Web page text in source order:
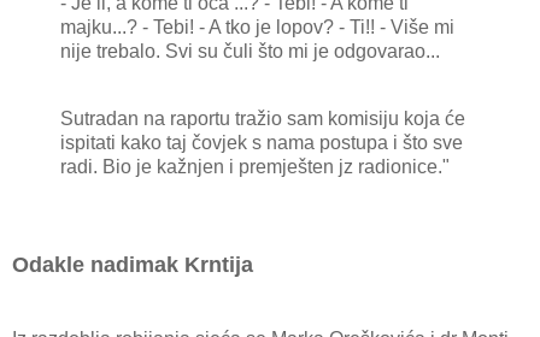
majku...? - Tebi! - A tko je lopov? - Ti!! - Više mi
nije trebalo. Svi su čuli što mi je odgovarao...
Sutradan na raportu tražio sam komisiju koja će
ispitati kako taj čovjek s nama postupa i što sve
radi. Bio je kažnjen i premješten jz radionice."
Odakle nadimak Krntija